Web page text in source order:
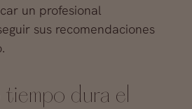
un profesional
sus recomendaciones
dura el